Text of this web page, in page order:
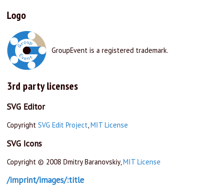
Logo
GroupEvent is a registered trademark.
3rd party licenses
SVG Editor
Copyright SVG Edit Project,MIT License
SVG Icons
Copyright © 2008 Dmitry Baranovskiy, MIT License
/imprint/images/:title